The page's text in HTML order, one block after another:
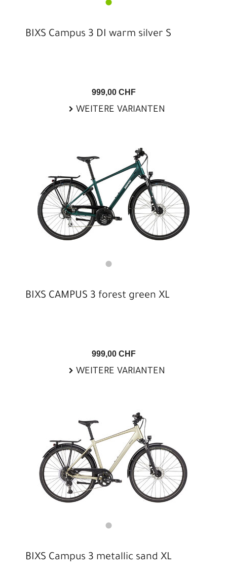
BIXS Campus 3 DI warm silver S
999,00 CHF
WEITERE VARIANTEN
BIXS CAMPUS 3 forest green XL
999,00 CHF
WEITERE VARIANTEN
BIXS Campus 3 metallic sand XL